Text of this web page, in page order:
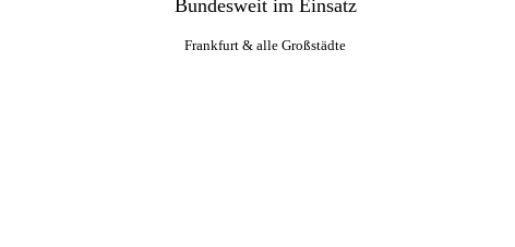
Bundesweit im Einsatz
Frankfurt & alle Großstädte